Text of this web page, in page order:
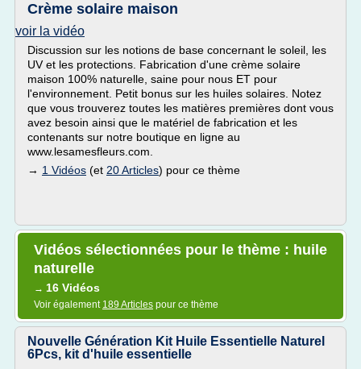
Crème solaire maison
voir la vidéo
Discussion sur les notions de base concernant le soleil, les
UV et les protections. Fabrication d'une crème solaire
maison 100% naturelle, saine pour nous ET pour
l'environnement. Petit bonus sur les huiles solaires. Notez
que vous trouverez toutes les matières premières dont vous
avez besoin ainsi que le matériel de fabrication et les
contenants sur notre boutique en ligne au
www.lesamesfleurs.com.
→ 1 Vidéos (et 20 Articles) pour ce thème
Vidéos sélectionnées pour le thème : huile
naturelle
→ 16 Vidéos
Voir également 189 Articles pour ce thème
Nouvelle Génération Kit Huile Essentielle Naturel
6Pcs, kit d'huile essentielle